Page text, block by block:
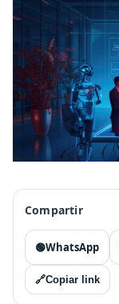
Compartir
🟢WhatsApp
🔗Copiar link